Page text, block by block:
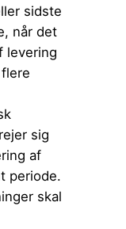
sidste
når det
levering
sig
af
periode.
skal